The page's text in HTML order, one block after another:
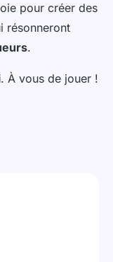
pour créer des
résonneront
.
. À vous de jouer !